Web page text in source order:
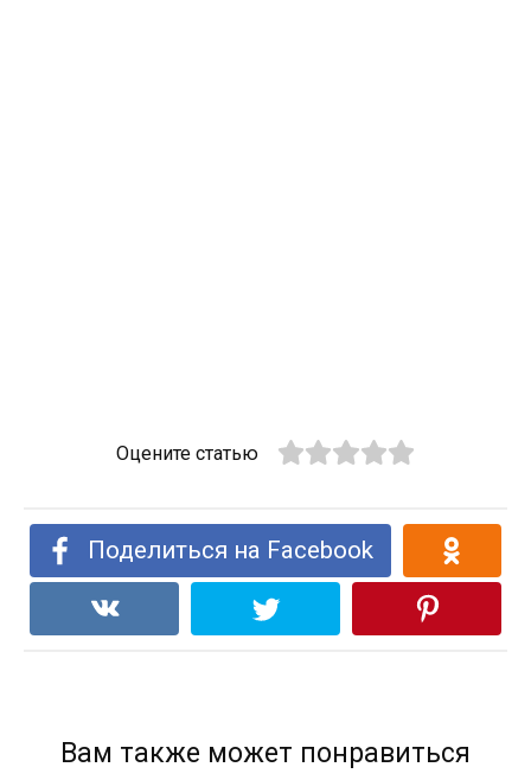
Оцените статью
Поделиться на Facebook
Вам также может понравиться